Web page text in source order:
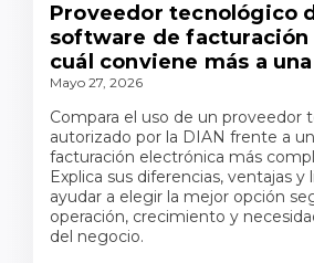
Proveedor tecnológico
software de
cuál conviene más a
Mayo 27, 2026
Compara el uso de un proveedor
autorizado por la DIAN frente a
facturación electrónica más
Explica sus diferencias, ventajas y
ayudar a elegir la mejor opción
operación, crecimiento y
del negocio.